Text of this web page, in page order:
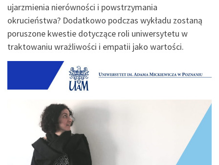
ujarzmienia nierówności i powstrzymania
okrucieństwa? Dodatkowo podczas wykładu zostaną
poruszone kwestie dotyczące roli uniwersytetu w
traktowaniu wrażliwości i empatii jako wartości.